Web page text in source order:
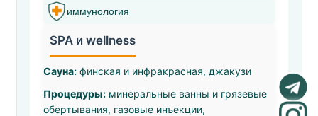
иммунология
SPA и wellness
Сауна: финская и инфракрасная, джакузи
Процедуры: минеральные ванны и грязевые
обертывания, газовые инъекции,